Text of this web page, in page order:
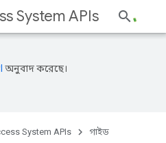
System APIs
অনুবাদ করেছে।
System APIs গাইড